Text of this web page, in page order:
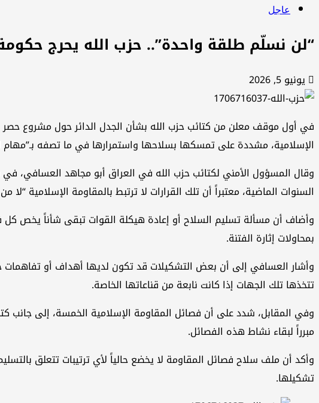
عاجل
“لن نسلّم طلقة واحدة”.. حزب الله يحرج
يونيو 5, 2026
في أول موقف معلن من كتائب حزب الله بشأن الجدل الدائر حول مشروع حصر
الإسلامية، مشددة على تمسكها بسلاحها واستمرارها في ما تصفه بـ”مهام
وقال المسؤول الأمني لكتائب حزب الله في العراق أبو مجاهد العسافي،
السنوات الماضية، معتبراً أن تلك القرارات لا ترتبط بالمقاومة الإسلامية “لا
وأضاف أن مسألة تسليم السلاح أو إعادة هيكلة القوات تبقى شأناً يخص كل
بمحاولات إثارة الفتنة.
وأشار العسافي إلى أن بعض التشكيلات قد تكون لديها أهداف أو
تتخذها تلك الجهات إذا كانت نابعة من قناعاتها الخاصة.
وفي المقابل، شدد على أن فصائل المقاومة الإسلامية الخمسة، إلى جانب
مبرراً لبقاء نشاط هذه الفصائل.
وأكد أن ملف سلاح فصائل المقاومة لا يخضع حالياً لأي ترتيبات تتعلق
تشكيلها.